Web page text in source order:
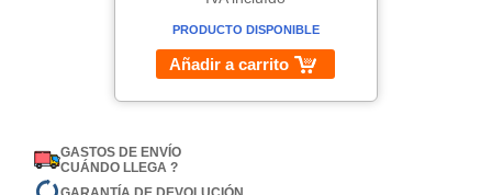
PRODUCTO DISPONIBLE
Añadir a carrito
GASTOS DE ENVÍO
CUÁNDO LLEGA ?